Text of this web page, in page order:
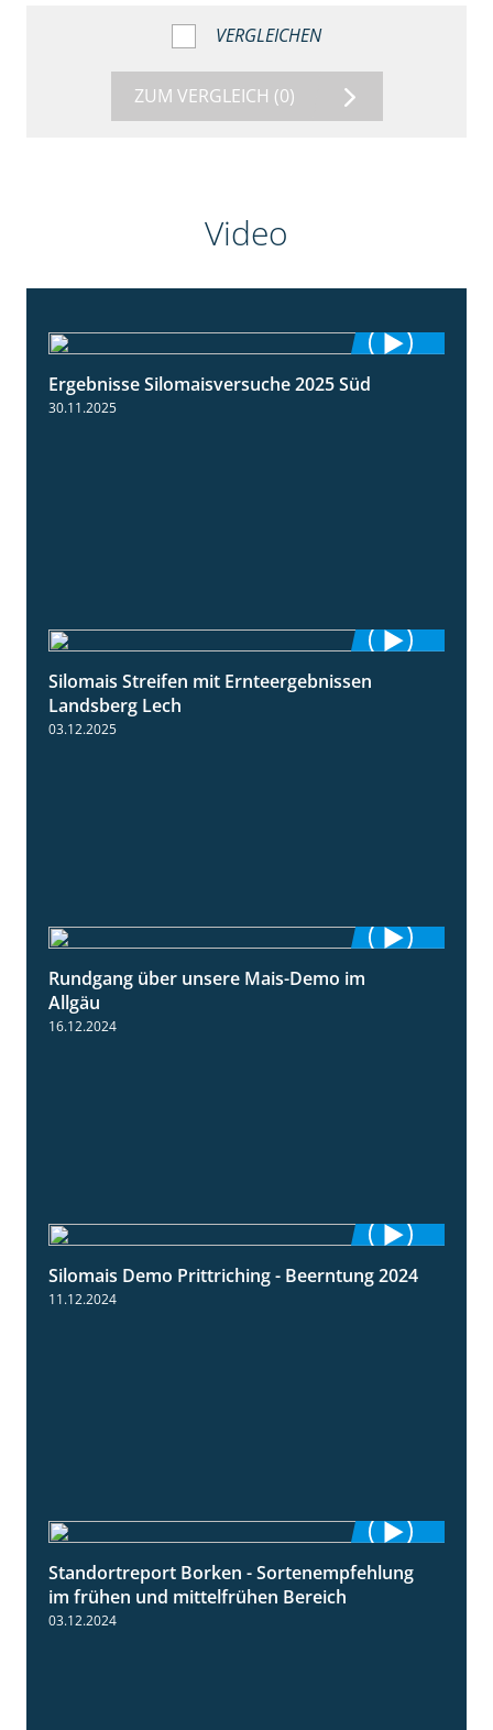
VERGLEICHEN
ZUM VERGLEICH (0)
Video
Ergebnisse Silomaisversuche 2025 Süd
30.11.2025
11:01
Silomais Streifen mit Ernteergebnissen
Landsberg Lech
03.12.2025
Rundgang über unsere Mais-Demo im
Allgäu
16.12.2024
12:28
Silomais Demo Prittriching - Beerntung 2024
11.12.2024
7:53
Standortreport Borken - Sortenempfehlung
im frühen und mittelfrühen Bereich
03.12.2024